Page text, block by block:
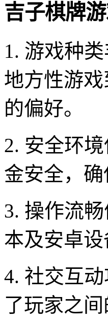
吉子棋牌
1. 游戏种
地方性游
的偏好。
2. 安全环
金安全，
3. 操作流
本及安卓
4. 社交互
了玩家之